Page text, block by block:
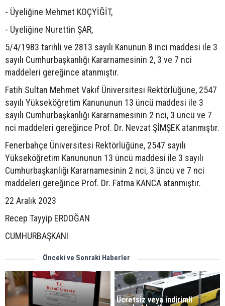
- Üyeliğine Mehmet KOÇYİĞİT,
- Üyeliğine Nurettin ŞAR,
5/4/1983 tarihli ve 2813 sayılı Kanunun 8 inci maddesi ile 3
sayılı Cumhurbaşkanlığı Kararnamesinin 2, 3 ve 7 nci
maddeleri gereğince atanmıştır.
Fatih Sultan Mehmet Vakıf Üniversitesi Rektörlüğüne, 2547
sayılı Yükseköğretim Kanununun 13 üncü maddesi ile 3
sayılı Cumhurbaşkanlığı Kararnamesinin 2 nci, 3 üncü ve 7
nci maddeleri gereğince Prof. Dr. Nevzat ŞİMŞEK atanmıştır.
Fenerbahçe Üniversitesi Rektörlüğüne, 2547 sayılı
Yükseköğretim Kanununun 13 üncü maddesi ile 3 sayılı
Cumhurbaşkanlığı Kararnamesinin 2 nci, 3 üncü ve 7 nci
maddeleri gereğince Prof. Dr. Fatma KANCA atanmıştır.
22 Aralık 2023
Recep Tayyip ERDOĞAN
CUMHURBAŞKANI
Önceki ve Sonraki Haberler
Ücretsiz veya indirimli